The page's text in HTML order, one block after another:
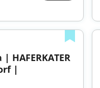
HAFERKATER
|